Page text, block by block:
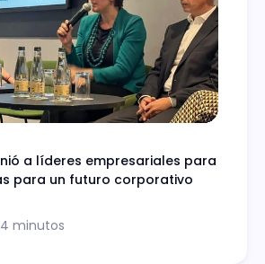
a líderes empresariales para
para un futuro corporativo
minutos